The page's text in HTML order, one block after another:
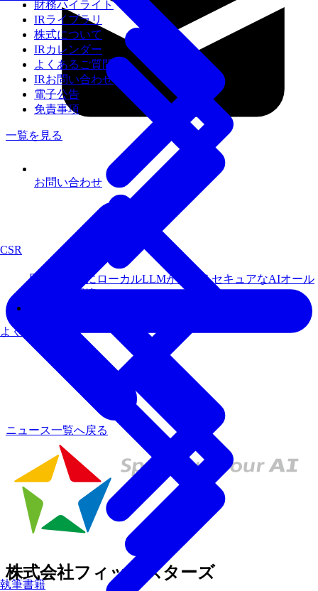
財務ハイライト
IRライブラリ
株式について
IRカレンダー
よくあるご質問
IRお問い合わせ
電子公告
免責事項
一覧を見る
CSR
執筆書籍
届いてすぐにローカルLLMが使えるセキュアなAIオール
インワン環境
よくあるご質問
お問い合わせ
ニュース一覧へ戻る
株式会社フィックスターズ